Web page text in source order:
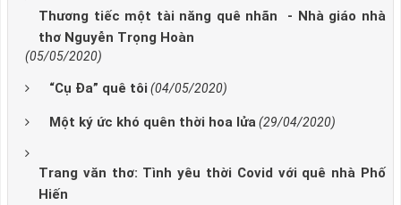
Thương tiếc một tài năng quê nhãn - Nhà giáo nhà
thơ Nguyễn Trọng Hoàn
(05/05/2020)
“Cụ Đa” quê tôi (04/05/2020)
Một ký ức khó quên thời hoa lửa(29/04/2020)
Trang văn thơ: Tình yêu thời Covid với quê nhà Phố
Hiến